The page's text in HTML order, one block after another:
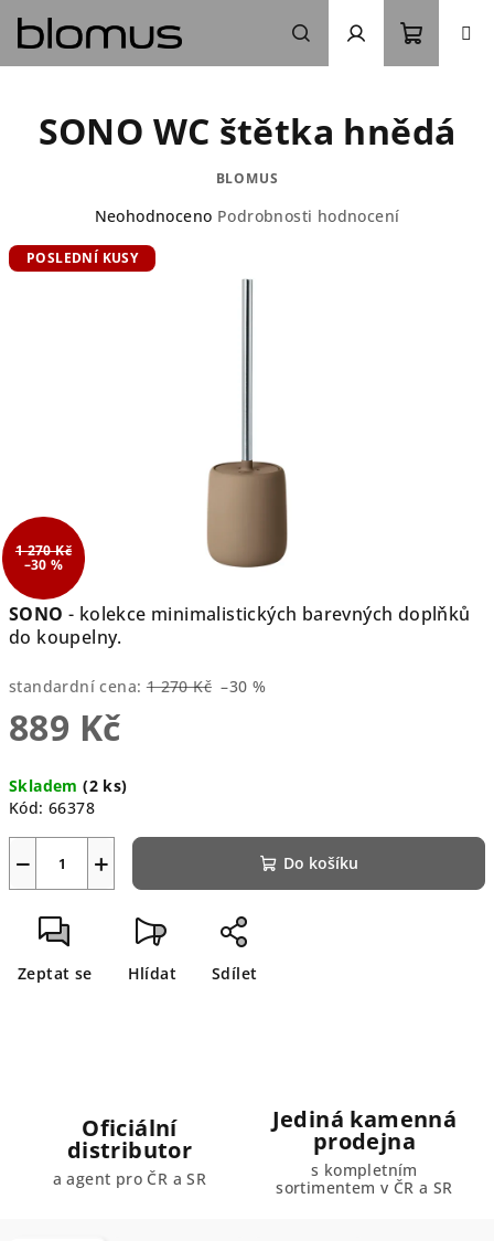
obsah
Hledat Přihlášení
košík
SONO - kolekce minimalistických barevných doplňků
do koupelny.
standardní cena: 1 270 Kč –30 %
889 Kč
cena:
Skladem(2 ks)
Kód: 66378
+
− Do košíku
Zeptat se Hlídat Sdílet
SONO WC štětka hnědá
BLOMUS
Průměrné
produktu
Neohodnoceno Podrobnosti hodnocení
POSLEDNÍ KUSY
1 270 Kč
–30 %
Oficiální
distributor
a agent pro ČR a SR
Jediná kamenná
prodejna
s kompletním
sortimentem v ČR a SR